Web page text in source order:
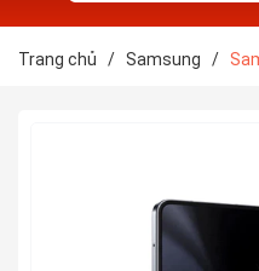
Trang chủ / Samsung /